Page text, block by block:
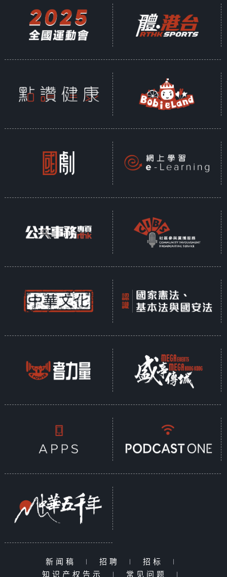
新闻稿 | 招聘 | 招标
|
知识产权告示
| 常见问题 |